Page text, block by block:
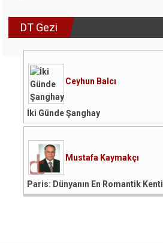
DT Gezi
Ceyhun Balcı
İki Günde Şanghay
Mustafa Kaymakçı
Paris: Dünyanın En Romantik Kenti